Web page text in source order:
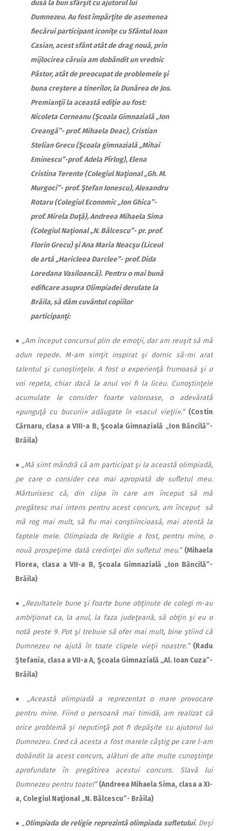
dusă la bun sfârşit cu ajutorul lui
Dumnezeu. Au fost împărţite de asemenea
fiecărui participant iconiţe cu Sfântul Ioan
Casian, acest sfânt atât de drag nouă, prin
mijlocirea căruia am dobândit un vrednic
Păstor, atât de preocupat de problemele şi
buna creştere a tinerilor, la Dunărea de Jos.
Premianţii la această ediţie au fost:
Nicoleta Corneanu (Şcoala Gimnazială „Ion
Creangă”- prof. Mihaela Deac), Cristian
Stelian Grecu (Şcoala gimnazială „Mihai
Eminescu”-prof. Adela Pîrlog), Elena
Cristina Terente (Colegiul Naţional „Gh. M.
Murgoci”- prof. Ştefan Ionescu), Alexandru
Rotaru (Colegiul Economic „Ion Ghica”-
prof. Mirela Duţă), Andreea Mihaela Sima
(Colegiul Naţional „N. Bălcescu”- pr. prof.
Florin Grecu) şi Ana Maria Neacşu (Liceul
de artă „Haricleea Darclee”- prof. Dida
Loredana Vasiloancă). Pentru o mai bună
edificare asupra Olimpiadei derulate la
Brăila, să dăm cuvântul copiilor
participanţi:
● „Am început concursul plin de emoţii, dar am reuşit să mă
adun repede. M-am simţit inspirat şi dornic să-mi arat
talentul şi cunoştinţele. A fost o experienţă frumoasă şi o
voi repeta, chiar dacă la anul voi fi la liceu. Cunoştinţele
acumulate le consider foarte valoroase, o adevărată
«punguţă cu bucurii» adăugate în «sacul vieţii».” (Costin
Cărnaru, clasa a VIII-a B, Şcoala Gimnazială „Ion Băncilă”-
Brăila)
● „Mă simt mândră că am participat şi la această olimpiadă,
pe care o consider cea mai apropiată de sufletul meu.
Mărturisesc că, din clipa în care am început să mă
pregătesc mai intens pentru acest concurs, am început să
mă rog mai mult, să fiu mai conştiincioasă, mai atentă la
faptele mele. Olimpiada de Religie a fost, pentru mine, o
nouă prospeţime dată credinţei din sufletul meu.” (Mihaela
Florea, clasa a VII-a B, Şcoala Gimnazială „Ion Băncilă”-
Brăila)
● „Rezultatele bune şi foarte bune obţinute de colegi m-au
ambiţionat ca, la anul, la faza judeţeană, să obţin şi eu o
notă peste 9. Pot şi trebuie să ofer mai mult, bine ştiind că
Dumnezeu ne ajută în toate clipele vieţii noastre.”(Radu
Ştefania, clasa a VII-a A, Şcoala Gimnazială „Al. Ioan Cuza”-
Brăila)
●
„Această olimpiadă a reprezentat o mare provocare
pentru mine. Fiind o persoană mai timidă, am realizat că
orice problemă şi neputinţă pot fi depăşite cu ajutorul lui
Dumnezeu. Cred că acesta a fost marele câştig pe care l-am
dobândit la acest concurs, alături de alte multe cunoştinţe
aprofundate în pregătirea acestui concurs. Slavă lui
Dumnezeu pentru toate!” (Andreea Mihaela Sima, clasa a XI-
a, Colegiul Naţional „N. Bălcescu”- Brăila)
● „Olimpiada de religie reprezintă olimpiada sufletului. Deşi